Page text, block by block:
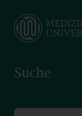
main
Suche